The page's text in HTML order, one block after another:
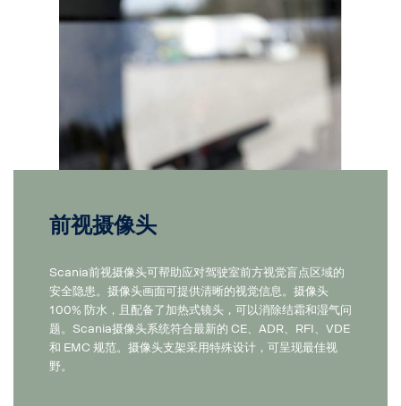
前视摄像头
Scania前视摄像头可帮助应对驾驶室前方视觉盲点区域的
安全隐患。摄像头画面可提供清晰的视觉信息。摄像头
100% 防水，且配备了加热式镜头，可以消除结霜和湿气问
题。Scania摄像头系统符合最新的 CE、ADR、RFI、VDE
和 EMC 规范。摄像头支架采用特殊设计，可呈现最佳视
野。